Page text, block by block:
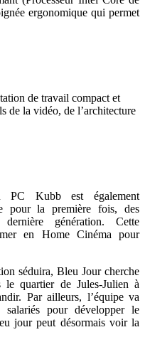
ergonomique qui permet
de travail compact et
de la vidéo, de l’architecture
PC Kubb est également
pour la première fois, des
génération. Cette
en Home Cinéma pour
séduira, Bleu Jour cherche
le quartier de Jules-Julien à
Par ailleurs, l’équipe va
pour développer le
jour peut désormais voir la